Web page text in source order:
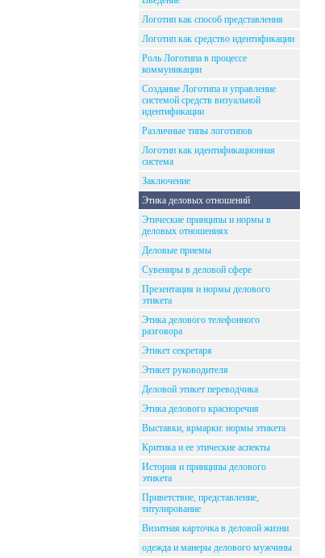
Логотип как способ представления
Логотип как средство идентификации
Роль Логотипа в процессе
коммуникации
Создание Логотипа и управление
системой средств визуальной
идентификации
Различные типы логотипов
Логотип как идентификационная
система
Заключение
Этика деловых отношений
Этические принципы и нормы в
деловых отношениях
Деловые приемы
Сувениры в деловой сфере
Презентация и нормы делового
этикета
Этика делового телефонного
разговора
Этикет секретаря
Этикет руководителя
Деловой этикет переводчика
Этика делового красноречия
Выставки, ярмарки: нормы этикета
Критика и ее этические аспекты
История и принципы делового
этикета
Приветствие, представление,
титулирование
Визитная карточка в деловой жизни
одежда и манеры делового мужчины